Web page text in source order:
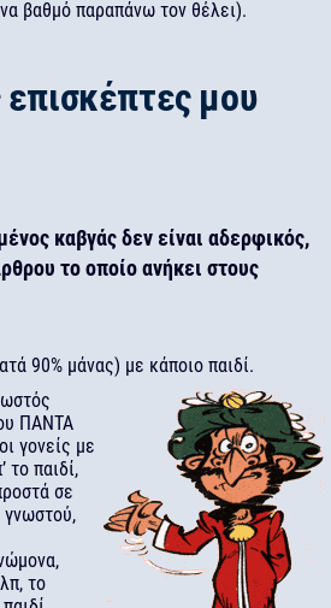
βαθμό παραπάνω τον θέλει).
μου
καβγάς δεν είναι αδερφικός,
το οποίο ανήκει στους
90% μάνας) με κάποιο παιδί.
ΠΑΝΤΑ
γονείς με
το παιδί,
σε
το